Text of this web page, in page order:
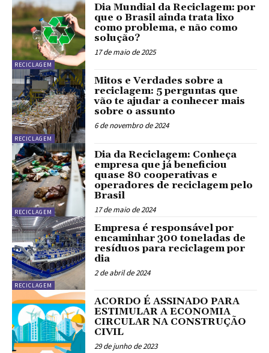
RECICLAGEM
Dia Mundial da Reciclagem: por
que o Brasil ainda trata lixo
como problema, e não como
solução?
17 de maio de 2025
RECICLAGEM
Mitos e Verdades sobre a
reciclagem: 5 perguntas que
vão te ajudar a conhecer mais
sobre o assunto
6 de novembro de 2024
RECICLAGEM
Dia da Reciclagem: Conheça
empresa que já beneficiou
quase 80 cooperativas e
operadores de reciclagem pelo
Brasil
17 de maio de 2024
RECICLAGEM
Empresa é responsável por
encaminhar 300 toneladas de
resíduos para reciclagem por
dia
2 de abril de 2024
ACORDO É ASSINADO PARA
ESTIMULAR A ECONOMIA
CIRCULAR NA CONSTRUÇÃO
CIVIL
29 de junho de 2023